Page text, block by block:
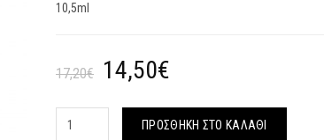
10,5ml
17,20€ 14,50€
ΠΡΟΣΘΉΚΗ ΣΤΟ ΚΑΛΆΘΙ